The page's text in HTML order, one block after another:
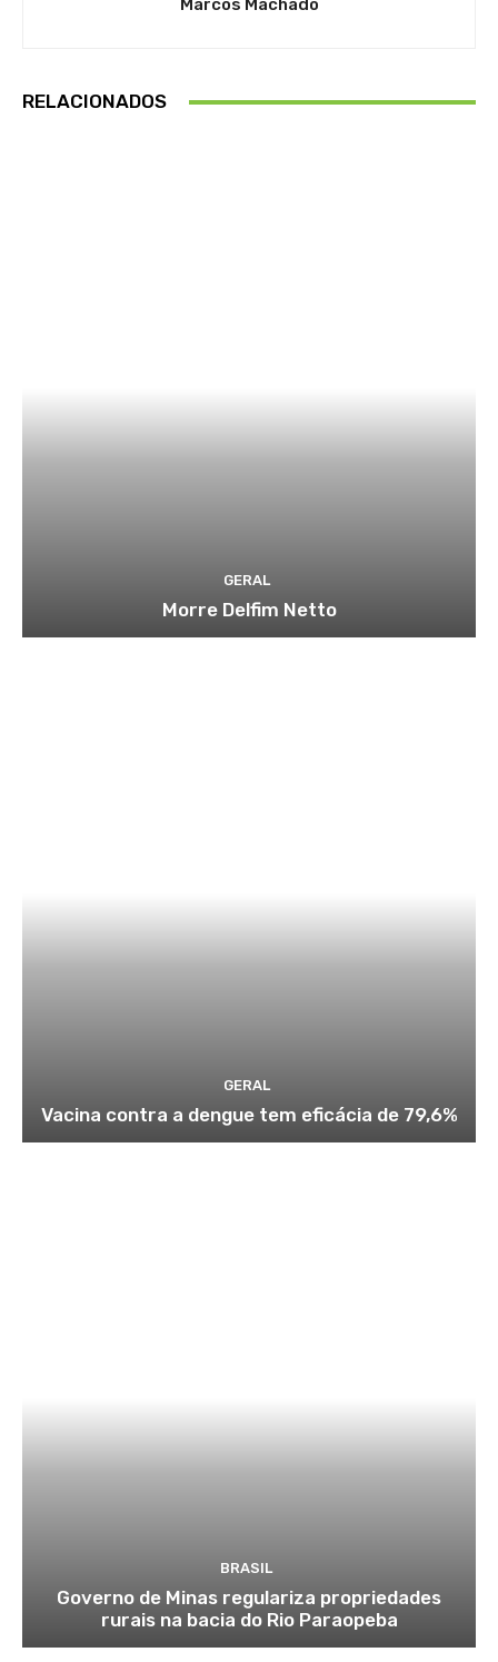
Marcos Machado
RELACIONADOS
GERAL
Morre Delfim Netto
GERAL
Vacina contra a dengue tem eficácia de 79,6%
BRASIL
Governo de Minas regulariza propriedades
rurais na bacia do Rio Paraopeba